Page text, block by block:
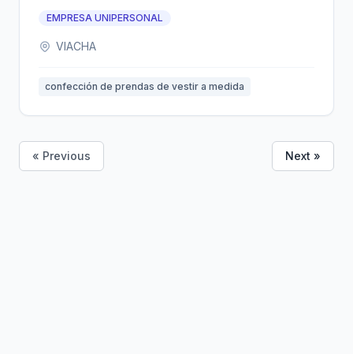
EMPRESA UNIPERSONAL
VIACHA
confección de prendas de vestir a medida
« Previous Next »